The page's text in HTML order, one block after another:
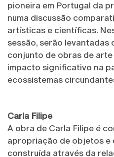
pioneira em Portugal da
numa discussão
artísticas e científicas.
sessão, serão levantadas
conjunto de obras de
impacto significativo na
ecossistemas
Carla Filipe
A obra de Carla Filipe é
apropriação de objetos e
construída através da